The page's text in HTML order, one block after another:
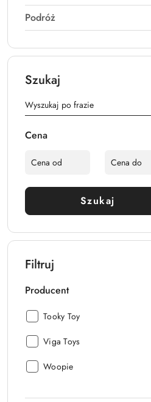
Podróż
Szukaj
Cena
Szukaj
Filtruj
Producent
Producent:
Tooky Toy
Producent:
Viga Toys
Producent:
Woopie